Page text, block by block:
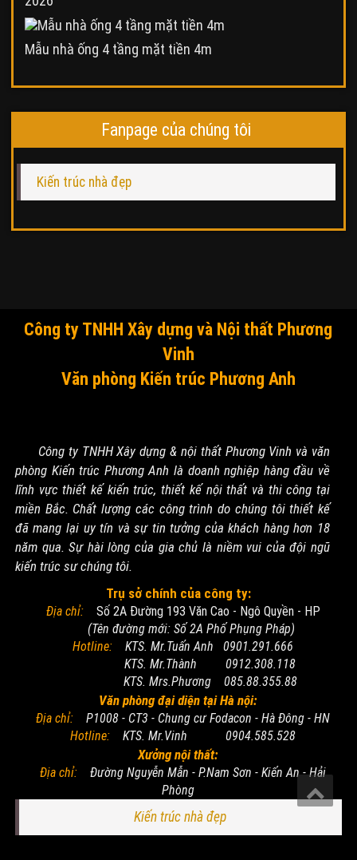
Mẫu nhà ống 4 tầng mặt tiền 4m
Fanpage của chúng tôi
Kiến trúc nhà đẹp
Công ty TNHH Xây dựng và Nội thất Phương
Vinh
Văn phòng Kiến trúc Phương Anh
Công ty TNHH Xây dựng & nội thất Phương Vinh và văn
phòng Kiến trúc Phương Anh là doanh nghiệp hàng đầu về
lĩnh vực thiết kế kiến trúc, thiết kế nội thất và thi công tại
miền Bắc. Chất lượng các công trình do chúng tôi thiết kế
đã mang lại uy tín và sự tin tưởng của khách hàng hơn 18
năm qua. Sự hài lòng của gia chủ là niềm vui của đội ngũ
kiến trúc sư chúng tôi.
Trụ sở chính của công ty:
Địa chỉ:Số 2A Đường 193 Văn Cao - Ngô Quyền - HP
(Tên đường mới: Số 2A Phố Phụng Pháp)
Hotline: KTS. Mr.Tuấn Anh 0901.291.666
KTS. Mr.Thành 0912.308.118
KTS. Mrs.Phương 085.88.355.88
Văn phòng đại diện tại Hà nội:
Địa chỉ: P1008 - CT3 - Chung cư Fodacon - Hà Đông - HN
Hotline: KTS. Mr.Vinh 0904.585.528
Xưởng nội thất:
Địa chỉ: Đường Nguyễn Mẫn - P.Nam Sơn - Kiến An - Hải
Phòng
Kiến trúc nhà đẹp